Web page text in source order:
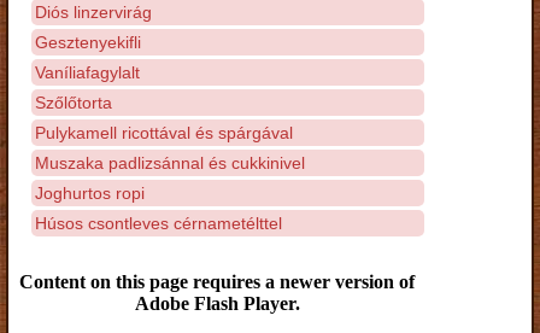
Diós linzervirág
Gesztenyekifli
Vaníliafagylalt
Szőlőtorta
Pulykamell ricottával és spárgával
Muszaka padlizsánnal és cukkinivel
Joghurtos ropi
Húsos csontleves cérnametélttel
Content on this page requires a newer version of
Adobe Flash Player.